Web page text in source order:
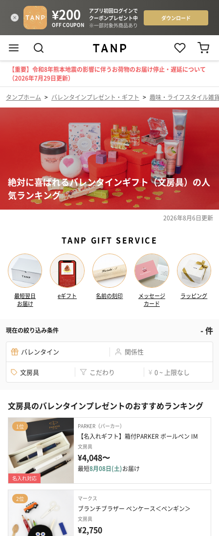
【重要】令和8年熊本地震の影響に伴うお荷物のお届け停止・遅延について
（2026年7月29日更新）
タンプホーム > バレンタインプレゼント・ギフト > 趣味・ライフスタイル雑
絶対に喜ばれるバレンタインギフト（文房具）の人
気ランキング
2026年8月6日更新
TANP GIFT SERVICE
最短翌日
お届け
eギフト 名前の刻印
メッセージ
カード
ラッピング
現在の絞り込み条件 -件
バレンタイン 関係性
文房具 こだわり ¥ 0 ~ 上限なし
文房具のバレンタインプレゼントのおすすめランキング
1位
名入れ対応
PARKER（パーカー）
【名入れギフト】箱付PARKER ボールペン IM
文房具
¥4,048〜
最短8月08日(土)お届け
2位 マークス
ブランチブラザー ペンケース＜ペンギン＞
文房具
¥2,750